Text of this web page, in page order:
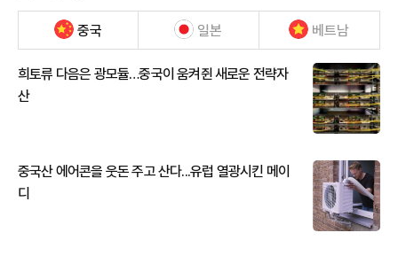
중국 일본 베트남
희토류 다음은 광모듈…중국이 움켜쥔 새로운 전략자
산
중국산 에어콘을 웃돈 주고 산다...유럽 열광시킨 메이
디